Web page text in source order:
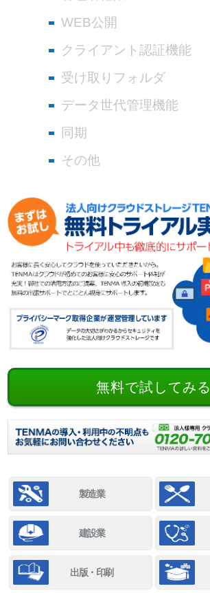
WEB公開
クライアント認証機能
受け取りフォルダ
データ世代管理機能
同期
その他
無料で試してみる
製造業
建設業
出版・印刷